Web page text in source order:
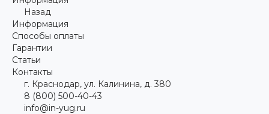
Назад
Информация
Способы оплаты
Гарантии
Статьи
Контакты
г. Краснодар, ул. Калинина, д. 380
8 (800) 500-40-43
info@in-yug.ru